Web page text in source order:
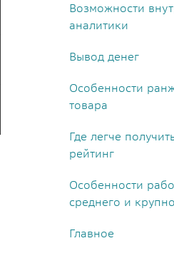
Возможности
аналитики
Вывод денег
Особенности
товара
Где легче
рейтинг
Особенности
среднего и
Главное